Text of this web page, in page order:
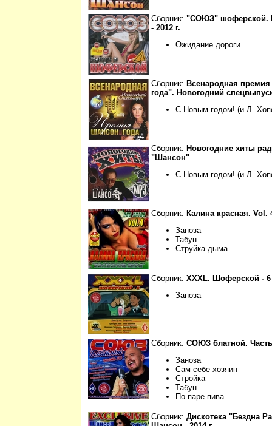
Сборник: "СОЮЗ" шоферской.
- 2012 г.
Ожидание дороги
Сборник: Всенародная
года". Новогодний
С Новым годом! (и Л.
Сборник: Новогодние хиты
"Шансон"
С Новым годом! (и Л.
Сборник: Калина красная. Vol.
Заноза
Табун
Струйка дыма
Сборник: XXXL. Шоферской - 6
Заноза
Сборник: СОЮЗ блатной. Часть
Заноза
Сам себе хозяин
Стройка
Табун
По паре пива
Сборник: Дискотека "Бездна